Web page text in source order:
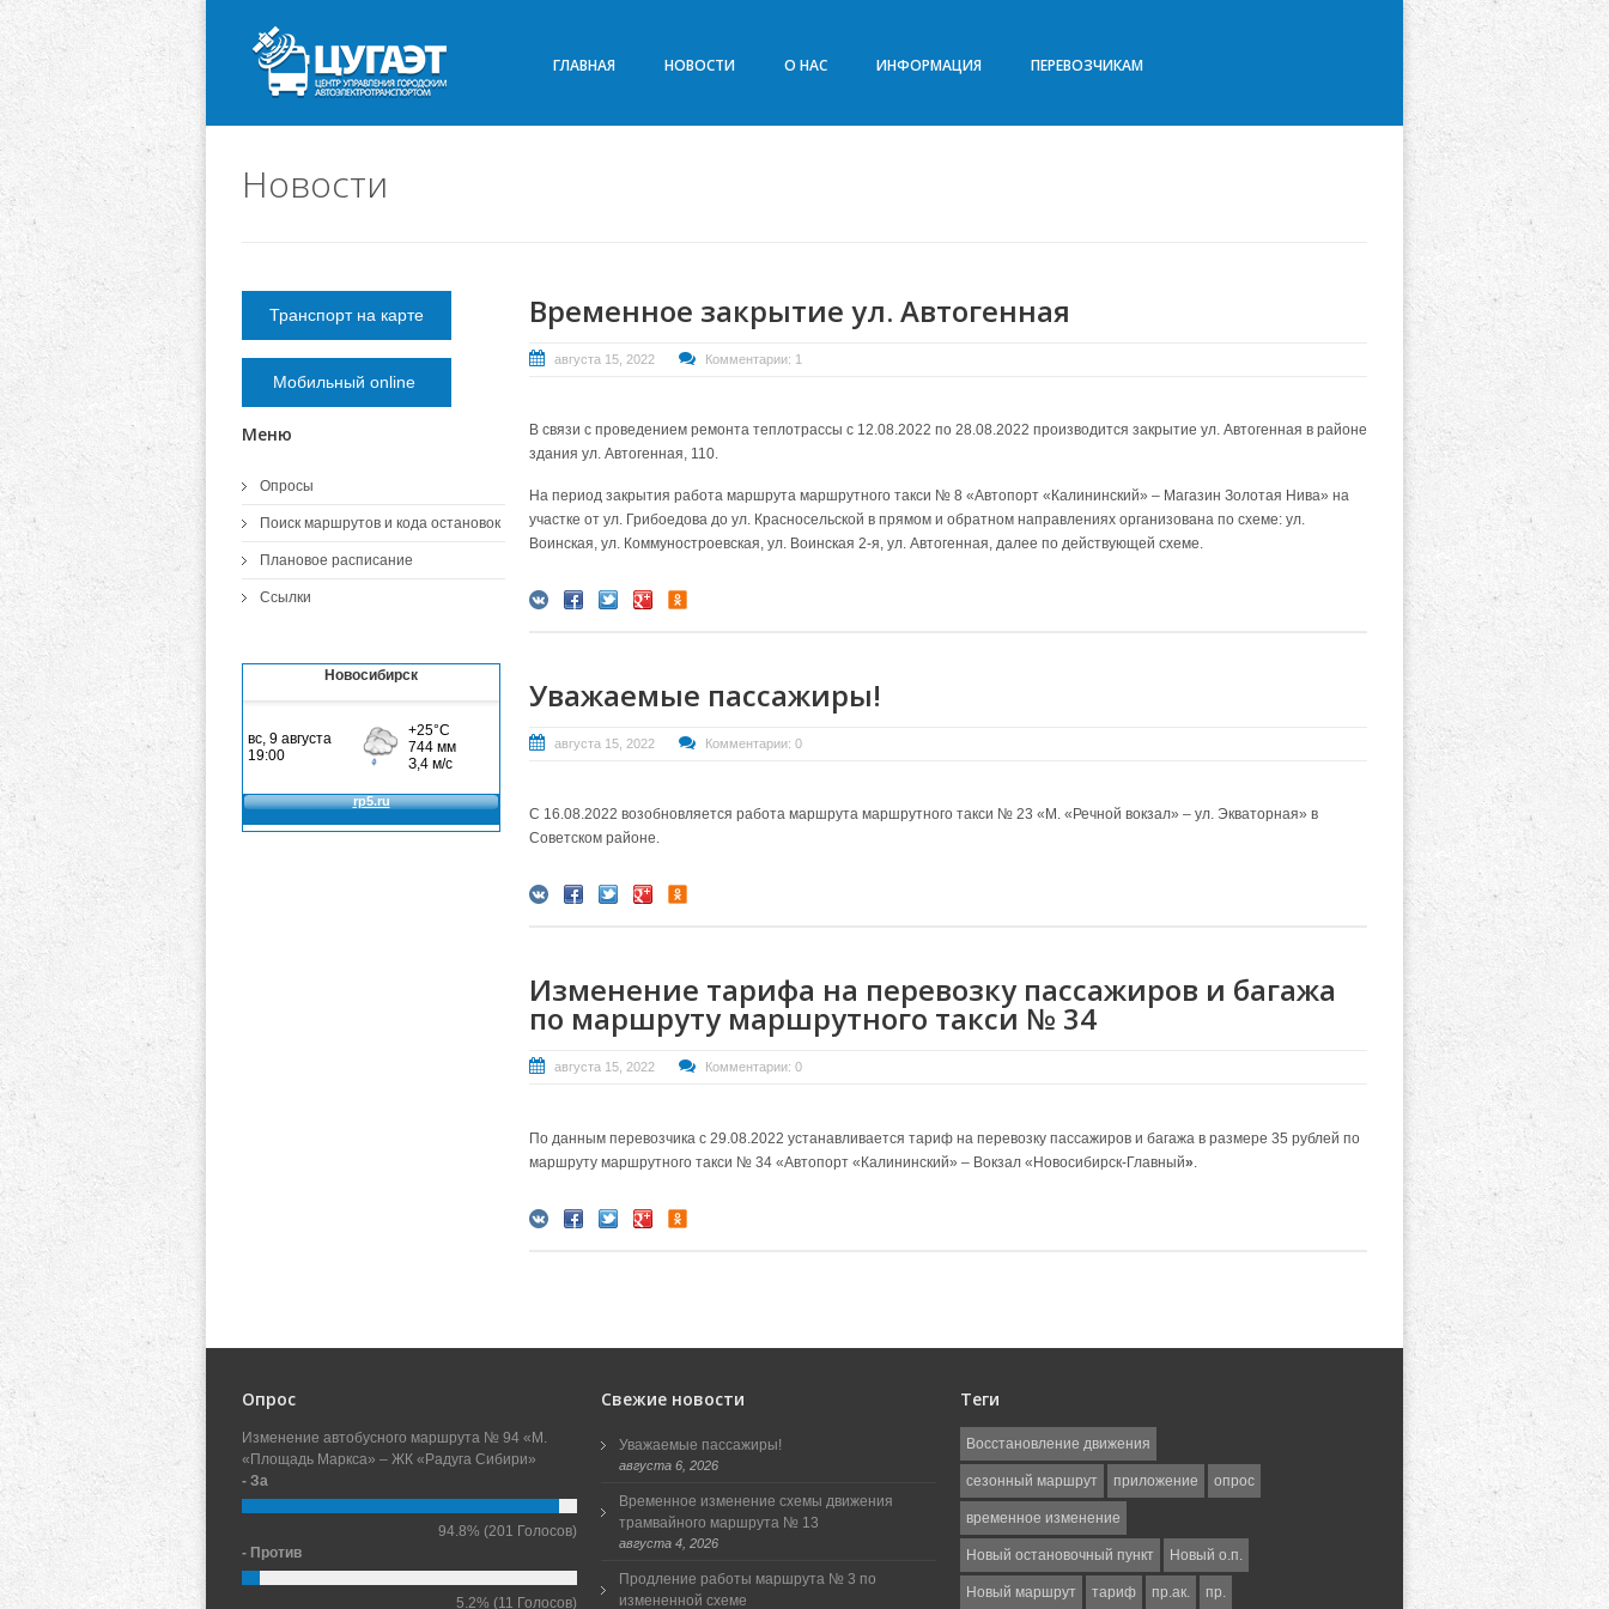
ГЛАВНАЯ НОВОСТИ О НАС ИНФОРМАЦИЯ ПЕРЕВОЗЧИКАМ
Новости
Временное закрытие ул. Автогенная
августа 15, 2022 Комментарии: 1
В связи с проведением ремонта теплотрассы с 12.08.2022 по 28.08.2022 производится закрытие ул. Автогенная в районе
здания ул. Автогенная, 110.
На период закрытия работа маршрута маршрутного такси № 8 «Автопорт «Калининский» – Магазин Золотая Нива» на
участке от ул. Грибоедова до ул. Красносельской в прямом и обратном направлениях организована по схеме: ул.
Воинская, ул. Коммуностроевская, ул. Воинская 2-я, ул. Автогенная, далее по действующей схеме.
Уважаемые пассажиры!
августа 15, 2022 Комментарии: 0
С 16.08.2022 возобновляется работа маршрута маршрутного такси № 23 «М. «Речной вокзал» – ул. Экваторная» в
Советском районе.
Изменение тарифа на перевозку пассажиров и багажа
по маршруту маршрутного такси № 34
августа 15, 2022 Комментарии: 0
По данным перевозчика с 29.08.2022 устанавливается тариф на перевозку пассажиров и багажа в размере 35 рублей по
маршруту маршрутного такси № 34 «Автопорт «Калининский» – Вокзал «Новосибирск-Главный»
Транспорт на карте
Мобильный online
Меню
Опросы
Поиск маршрутов и кода остановок
Плановое расписание
Ссылки
Новосибирск
Опрос
Изменение автобусного маршрута № 94 «М.
«Площадь Маркса» – ЖК «Радуга Сибири»
- За
94.8% (201 Голосов)
- Против
5.2% (11 Голосов)
Свежие новости
Уважаемые пассажиры!
августа 6, 2026
Временное изменение схемы движения
трамвайного маршрута № 13
августа 4, 2026
Продление работы маршрута № 3 по
измененной схеме
Теги
Восстановление движения
сезонный маршрут приложение опрос
временное изменение
Новый остановочный пункт Новый о.п.
Новый маршрут тариф пр.ак. пр.